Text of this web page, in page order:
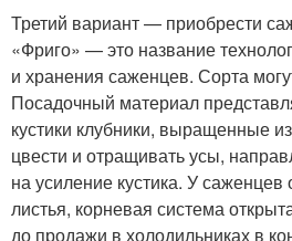
Третий вариант — приобрести
«Фриго» — это название
и хранения саженцев. Сорта
Посадочный материал
кустики клубники, выращенные
цвести и отращивать усы,
на усиление кустика. У
листья, корневая система
до продажи в холодильниках в